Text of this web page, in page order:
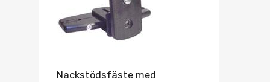
Nackstödsfäste med